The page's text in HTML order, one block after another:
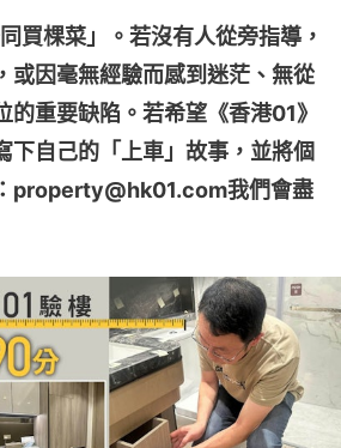
買棵菜」。若沒有人從旁指導，
或因毫無經驗而感到迷茫、無從
的重要缺陷。若希望《香港01》
下自己的「上車」故事，並將個
property@hk01.com我們會盡